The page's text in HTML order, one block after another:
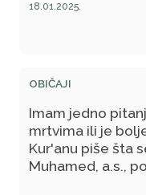
18.01.2025.
OBIČAJI
Imam jedno
mrtvima ili je
Kur'anu piše šta
Muhamed, a.s.,